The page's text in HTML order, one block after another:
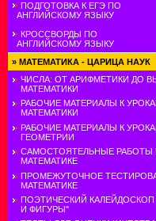
ПОДГОТОВКА К ЕГЭ ПО
АНГЛИЙСКОМУ ЯЗЫКУ
КРОССВОРДЫ ПО
АНГЛИЙСКОМУ ЯЗЫКУ
» МАТЕМАТИКА - ЦАРИЦА НАУК
ЧИСЛА: ОТ АРИФМЕТИКИ ДО
МАТЕМАТИКИ
РАБОЧИЕ МАТЕРИАЛЫ К
МАТЕМАТИКИ
РАБОЧИЕ МАТЕРИАЛЫ К
ГЕОМЕТРИИ
САМОСТОЯТЕЛЬНЫЕ РАБОТЫ
МАТЕМАТИКЕ
ПРОМЕЖУТОЧНОЕ
МАТЕМАТИКЕ
ПОЭТИЧЕСКИЙ КАЛЕЙДОСКОП
И ФИГУРЫ"